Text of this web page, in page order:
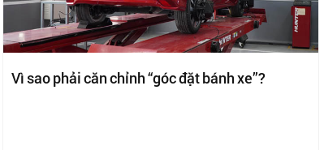
Vì sao phải căn chỉnh “góc đặt bánh xe”?